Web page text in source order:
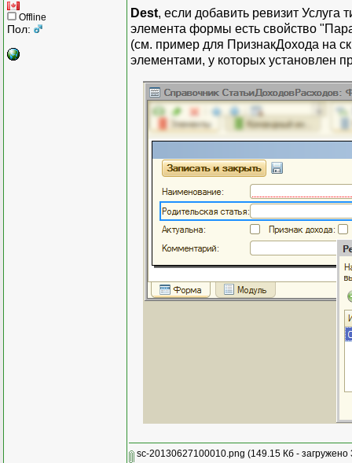
Offline
Пол:
Dest, если добавить ревизит Услуга
элемента формы есть свойство
(см. пример для ПризнакДохода на
элементами, у которых установлен
sc-20130627100010.png (149.15 Кб - загружено